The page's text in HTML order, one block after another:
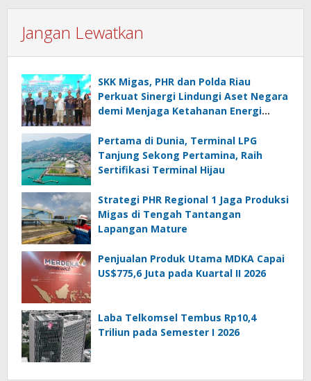
Jangan Lewatkan
SKK Migas, PHR dan Polda Riau
Perkuat Sinergi Lindungi Aset Negara
demi Menjaga Ketahanan Energi
Pertama di Dunia, Terminal LPG
Tanjung Sekong Pertamina, Raih
Sertifikasi Terminal Hijau
Strategi PHR Regional 1 Jaga Produksi
Migas di Tengah Tantangan
Lapangan Mature
Penjualan Produk Utama MDKA Capai
US$775,6 Juta pada Kuartal II 2026
Laba Telkomsel Tembus Rp10,4
Triliun pada Semester I 2026